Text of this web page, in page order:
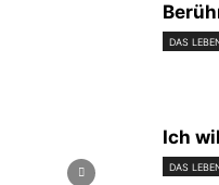
DAS
Ich
DAS